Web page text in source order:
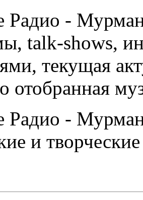
Радио -
talk-shows,
текущая
отобранная
Радио -
и